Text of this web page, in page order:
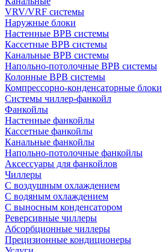
VRV/VRF системы
Наружные блоки
Настенные ВРВ системы
Кассетные ВРВ системы
Канальные ВРВ системы
Напольно-потолочные ВРВ системы
Колонные ВРВ системы
Компрессорно-конденсаторные блоки
Системы чиллер-фанкойл
Фанкойлы
Настенные фанкойлы
Кассетные фанкойлы
Канальные фанкойлы
Напольно-потолочные фанкойлы
Аксессуары для фанкойлов
Чиллеры
С воздушным охлаждением
С водяным охлаждением
С выносным конденсатором
Реверсивные чиллеры
Абсорбционные чиллеры
Прецизионные кондиционеры